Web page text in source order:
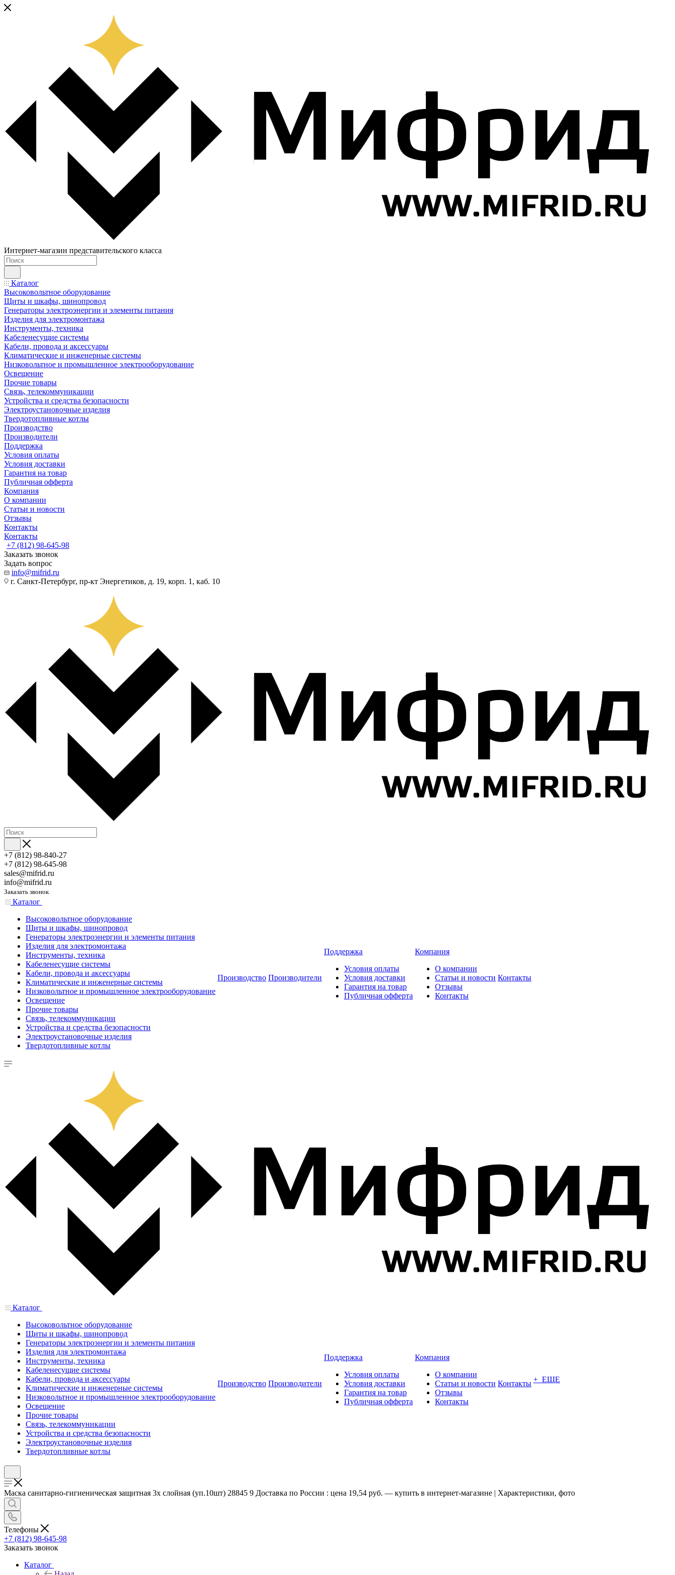
Интернет-магазин представительского класса
Каталог
Высоковольтное оборудование
Щиты и шкафы, шинопровод
Генераторы электроэнергии и элементы питания
Изделия для электромонтажа
Инструменты, техника
Кабеленесущие системы
Кабели, провода и аксессуары
Климатические и инженерные системы
Низковольтное и промышленное электрооборудование
Освещение
Прочие товары
Связь, телекоммуникации
Устройства и средства безопасности
Электроустановочные изделия
Твердотопливные котлы
Производство
Производители
Поддержка
Условия оплаты
Условия доставки
Гарантия на товар
Публичная офферта
Компания
О компании
Статьи и новости
Отзывы
Контакты
Контакты
+7 (812) 98-645-98
Заказать звонок
Задать вопрос
info@mifrid.ru
г. Санкт-Петербург, пр-кт Энергетиков, д. 19, корп. 1, каб. 10
+7 (812) 98-840-27
+7 (812) 98-645-98
sales@mifrid.ru
info@mifrid.ru
Заказать звонок
Каталог
Высоковольтное оборудование
Щиты и шкафы, шинопровод
Генераторы электроэнергии и элементы питания
Изделия для электромонтажа
Инструменты, техника
Кабеленесущие системы
Кабели, провода и аксессуары
Климатические и инженерные системы
Низковольтное и промышленное электрооборудование
Освещение
Прочие товары
Связь, телекоммуникации
Устройства и средства безопасности
Электроустановочные изделия
Твердотопливные котлы
Производство Производители
Поддержка
Условия оплаты
Условия доставки
Гарантия на товар
Публичная офферта
Компания
О компании
Статьи и новости
Отзывы
Контакты
Контакты
Каталог
Высоковольтное оборудование
Щиты и шкафы, шинопровод
Генераторы электроэнергии и элементы питания
Изделия для электромонтажа
Инструменты, техника
Кабеленесущие системы
Кабели, провода и аксессуары
Климатические и инженерные системы
Низковольтное и промышленное электрооборудование
Освещение
Прочие товары
Связь, телекоммуникации
Устройства и средства безопасности
Электроустановочные изделия
Твердотопливные котлы
Производство Производители
Поддержка
Условия оплаты
Условия доставки
Гарантия на товар
Публичная офферта
Компания
О компании
Статьи и новости
Отзывы
Контакты
Контакты + ЕЩЕ
Маска санитарно-гигиеническая защитная 3х слойная (уп.10шт) 28845 9 Доставка по России : цена 19,54 руб. — купить в интернет-магазине | Характеристики, фото
Телефоны
+7 (812) 98-645-98
Заказать звонок
Каталог